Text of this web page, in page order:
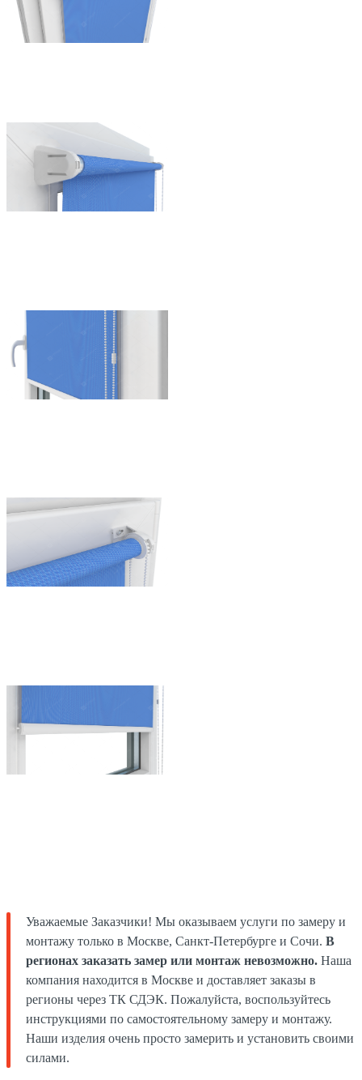
Уважаемые Заказчики! Мы оказываем услуги по замеру и
монтажу только в Москве, Санкт-Петербурге и Сочи. В
регионах заказать замер или монтаж невозможно. Наша
компания находится в Москве и доставляет заказы в
регионы через ТК СДЭК. Пожалуйста, воспользуйтесь
инструкциями по самостоятельному замеру и монтажу.
Наши изделия очень просто замерить и установить своими
силами.